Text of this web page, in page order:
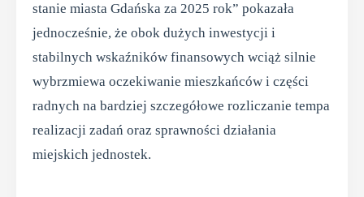
stanie miasta Gdańska za 2025 rok” pokazała
jednocześnie, że obok dużych inwestycji i
stabilnych wskaźników finansowych wciąż silnie
wybrzmiewa oczekiwanie mieszkańców i części
radnych na bardziej szczegółowe rozliczanie tempa
realizacji zadań oraz sprawności działania
miejskich jednostek.